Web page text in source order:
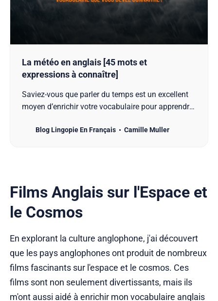
La météo en anglais [45 mots et
expressions à connaître]
Saviez-vous que parler du temps est un excellent
moyen d’enrichir votre vocabulaire pour apprendre
découvrez un large éventail d’expressions pour
Blog Lingopie En Français Camille Muller
Films Anglais sur l'Espace et
le Cosmos
En explorant la culture anglophone, j'ai découvert
que les pays anglophones ont produit de nombreux
films fascinants sur l'espace et le cosmos. Ces
films sont non seulement divertissants, mais ils
m'ont aussi aidé à enrichir mon vocabulaire anglais